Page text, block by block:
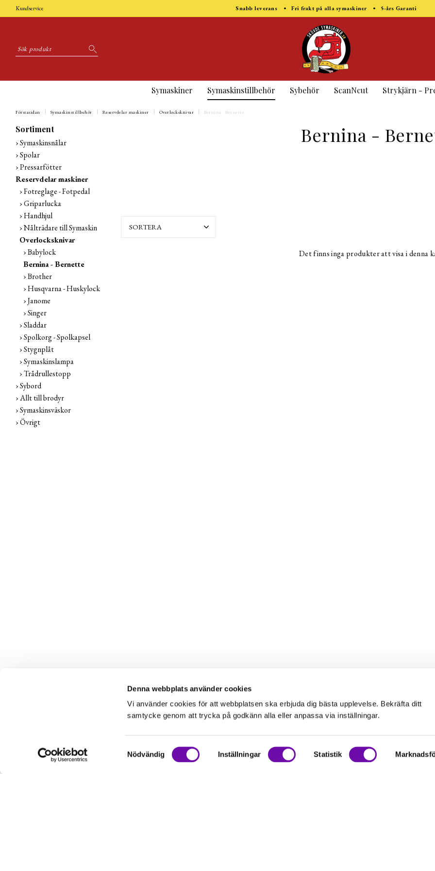
Denna webbplats använder cookies
Vi använder cookies för att webbplatsen ska erbjuda dig bästa upplevelse. Bekräfta ditt
samtycke genom att trycka på godkänn alla eller anpassa via inställningar.
Samtyckesval
Nödvändig Inställningar Statistik
Kundservice Snabb leverans • Fri frakt på alla symaskiner • 5-års Garanti
Symaskiner Symaskinstillbehör Sybehör ScanNcut Strykjärn -
Förstasidan Symaskinstillbehör Reservdelar maskiner Overlocksknivar Bernina - Bernette
Sortiment
Symaskinsnålar
Spolar
Pressarfötter
Reservdelar maskiner
Fotreglage - Fotpedal
Griparlucka
Handhjul
Nålträdare till Symaskin
Overlocksknivar
Babylock
Bernina - Bernette
Brother
Husqvarna - Huskylock
Janome
Singer
Sladdar
Spolkorg - Spolkapsel
Stygnplåt
Symaskinslampa
Trådrullestopp
Sybord
Allt till brodyr
Symaskinsväskor
Övrigt
Bernina -
SORTERA
Det finns inga produkter att visa i denna